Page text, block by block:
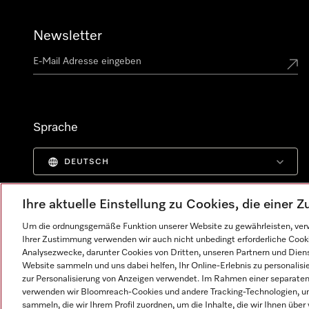
Newsletter
Sprache
DEUTSCH
Ihre aktuelle Einstellung zu Cookies, die einer
Um die ordnungsgemäße Funktion unserer Website zu gewährleisten,
Ihrer Zustimmung verwenden wir auch nicht unbedingt erforderliche
Analysezwecke, darunter Cookies von Dritten, unseren Partnern und
Website sammeln und uns dabei helfen, Ihr Online-Erlebnis zu
zur Personalisierung von Anzeigen verwendet. Im Rahmen einer
verwenden wir Bloomreach-Cookies und andere Tracking-Technologien,
sammeln, die wir Ihrem Profil zuordnen, um die Inhalte, die wir Ihnen